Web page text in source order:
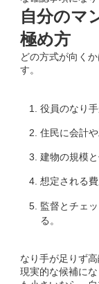
自分のマ
極め方
どの方式が向く
す。
役員のなり
住民に会計
建物の規模
想定される
監督とチェ
る。
なり手が足りず
現実的な候補に